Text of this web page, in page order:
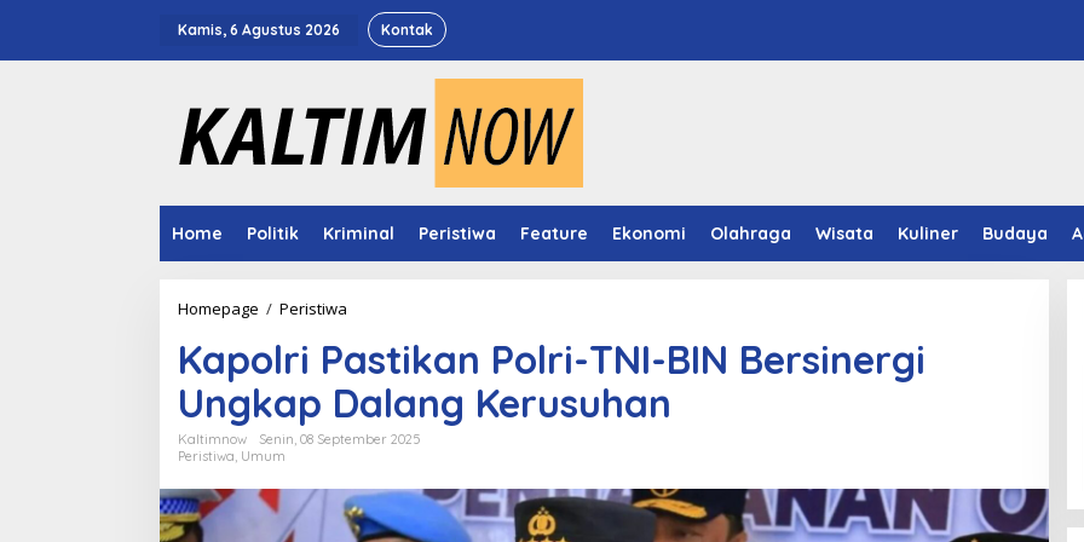
Kamis, 6 Agustus 2026 Kontak
Home Politik Kriminal Peristiwa Feature Ekonomi Olahraga Wisata Kuliner Budaya
Homepage / Peristiwa
Polri-
TNI-
BIN
Bersinergi
Ungkap
Kapolri Pastikan Polri-TNI-BIN Bersinergi
Ungkap Dalang Kerusuhan
Kaltimnow
Senin, 08 September 2025
Peristiwa, Umum